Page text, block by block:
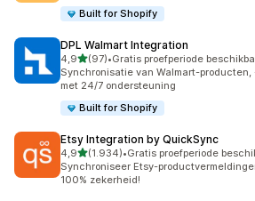
Built for Shopify
DPL Walmart Integration
4,9van 5 sterren
(97)
97 recensies in totaal
•Gratis proefperiode
Synchronisatie van Walmart-
met 24/7 ondersteuning
Built for Shopify
Etsy Integration by QuickSync
4,9van 5 sterren
(1.934)
1934 recensies in totaal
•Gratis proefperiode
Synchroniseer Etsy-
100% zekerheid!